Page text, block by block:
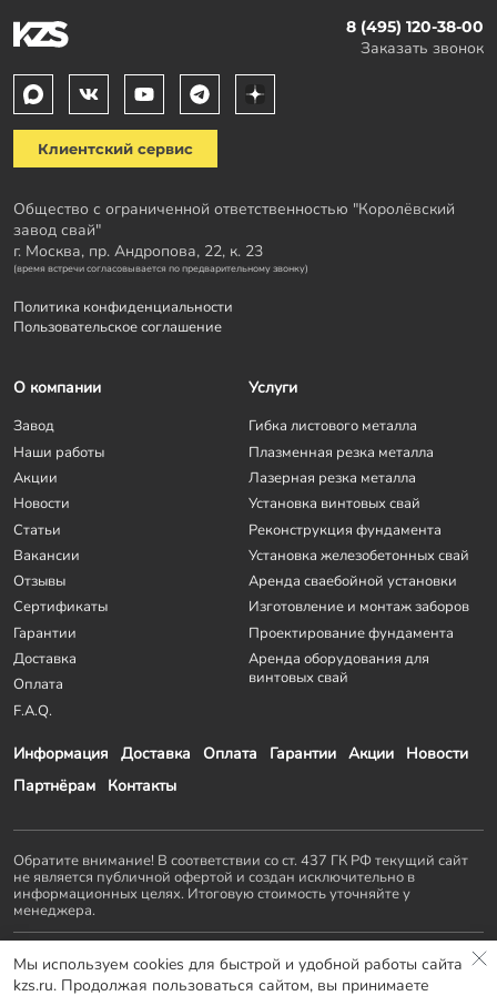
8 (495) 120-38-00
Заказать звонок
Клиентский сервис
Общество с ограниченной ответственностью "Королёвский
завод свай"
г. Москва, пр. Андропова, 22, к. 23
(время встречи согласовывается по предварительному звонку)
Политика конфиденциальности
Пользовательское соглашение
Информация Доставка Оплата Гарантии Акции
Новости
Партнёрам
Контакты
О компании
Завод
Наши работы
Акции
Новости
Статьи
Вакансии
Отзывы
Сертификаты
Гарантии
Доставка
Оплата
F.A.Q.
Услуги
Гибка листового металла
Плазменная резка металла
Лазерная резка металла
Установка винтовых свай
Реконструкция фундамента
Установка железобетонных свай
Аренда сваебойной установки
Изготовление и монтаж заборов
Проектирование фундамента
Аренда оборудования для
винтовых свай
Обратите внимание! В соответствии со ст. 437 ГК РФ текущий сайт
не является публичной офертой и создан исключительно в
информационных целях. Итоговую стоимость уточняйте у
менеджера.
Остальные проекты KZS GROUP
Домостроение
Заборы и ворота Септики
Террасы
Мы используем cookies для быстрой и удобной работы сайта
kzs.ru. Продолжая пользоваться сайтом, вы принимаете